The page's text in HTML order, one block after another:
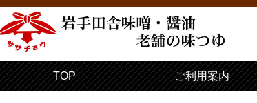
TOP ご利用案内